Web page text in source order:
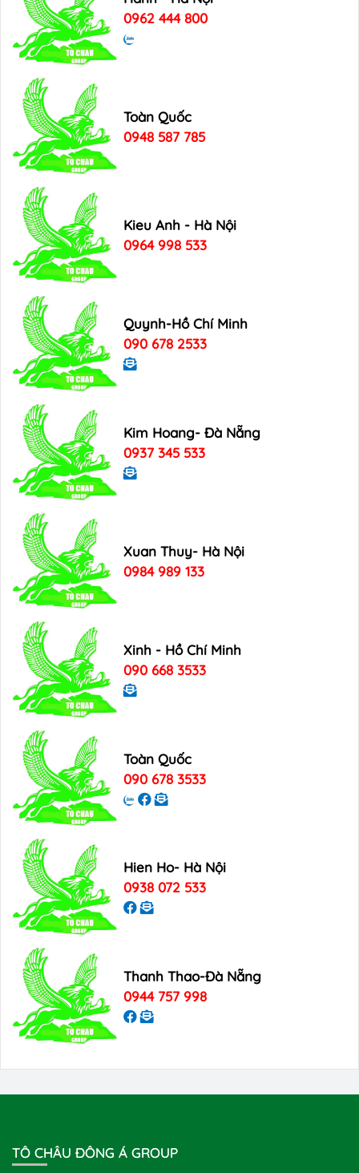
0962 444 800
Toàn Quốc
0948 587 785
Kieu Anh - Hà Nội
0964 998 533
Quynh-Hồ Chí Minh
090 678 2533
Kim Hoang- Đà Nẵng
0937 345 533
Xuan Thuy- Hà Nội
0984 989 133
Xinh - Hồ Chí Minh
090 668 3533
Toàn Quốc
090 678 3533
Hien Ho- Hà Nội
0938 072 533
Thanh Thao-Đà Nẵng
0944 757 998
TÔ CHÂU ĐÔNG Á GROUP